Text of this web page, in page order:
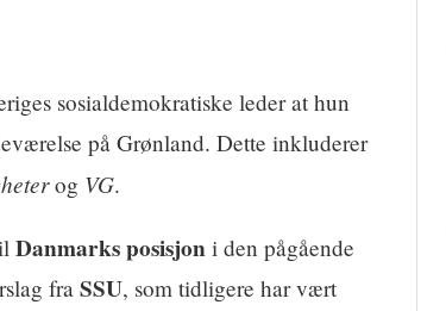
sosialdemokratiske leder at hun
på Grønland. Dette inkluderer
og VG.
Danmarks posisjon i den pågående
fra SSU, som tidligere har vært